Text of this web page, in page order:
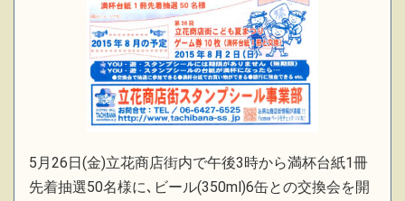
5月26日(金)立花商店街内で午後3時から満杯台紙1冊
先着抽選50名様に､ビール(350ml)6缶との交換会を開